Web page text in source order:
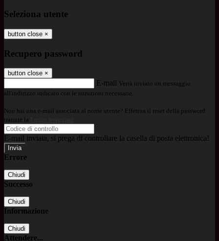
Seleziona utente
button close ×
Recupero password
button close ×
E-mail Verrà inviato un messaggio
all'indirizzo indicato con le istruzioni necessarie.
Non hai una e-mail associata al nome utente? Effettua il reset della password
tramite la
E-mail inviata, si prega di controllare la casella di posta elettronica!
Errore
Chiudi
Successo
Chiudi
Informazione
Chiudi
Attendere...